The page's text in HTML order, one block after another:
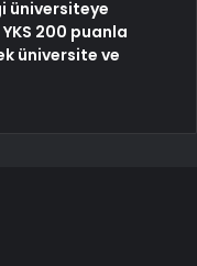
üniversiteye
200 puanla
üniversite ve